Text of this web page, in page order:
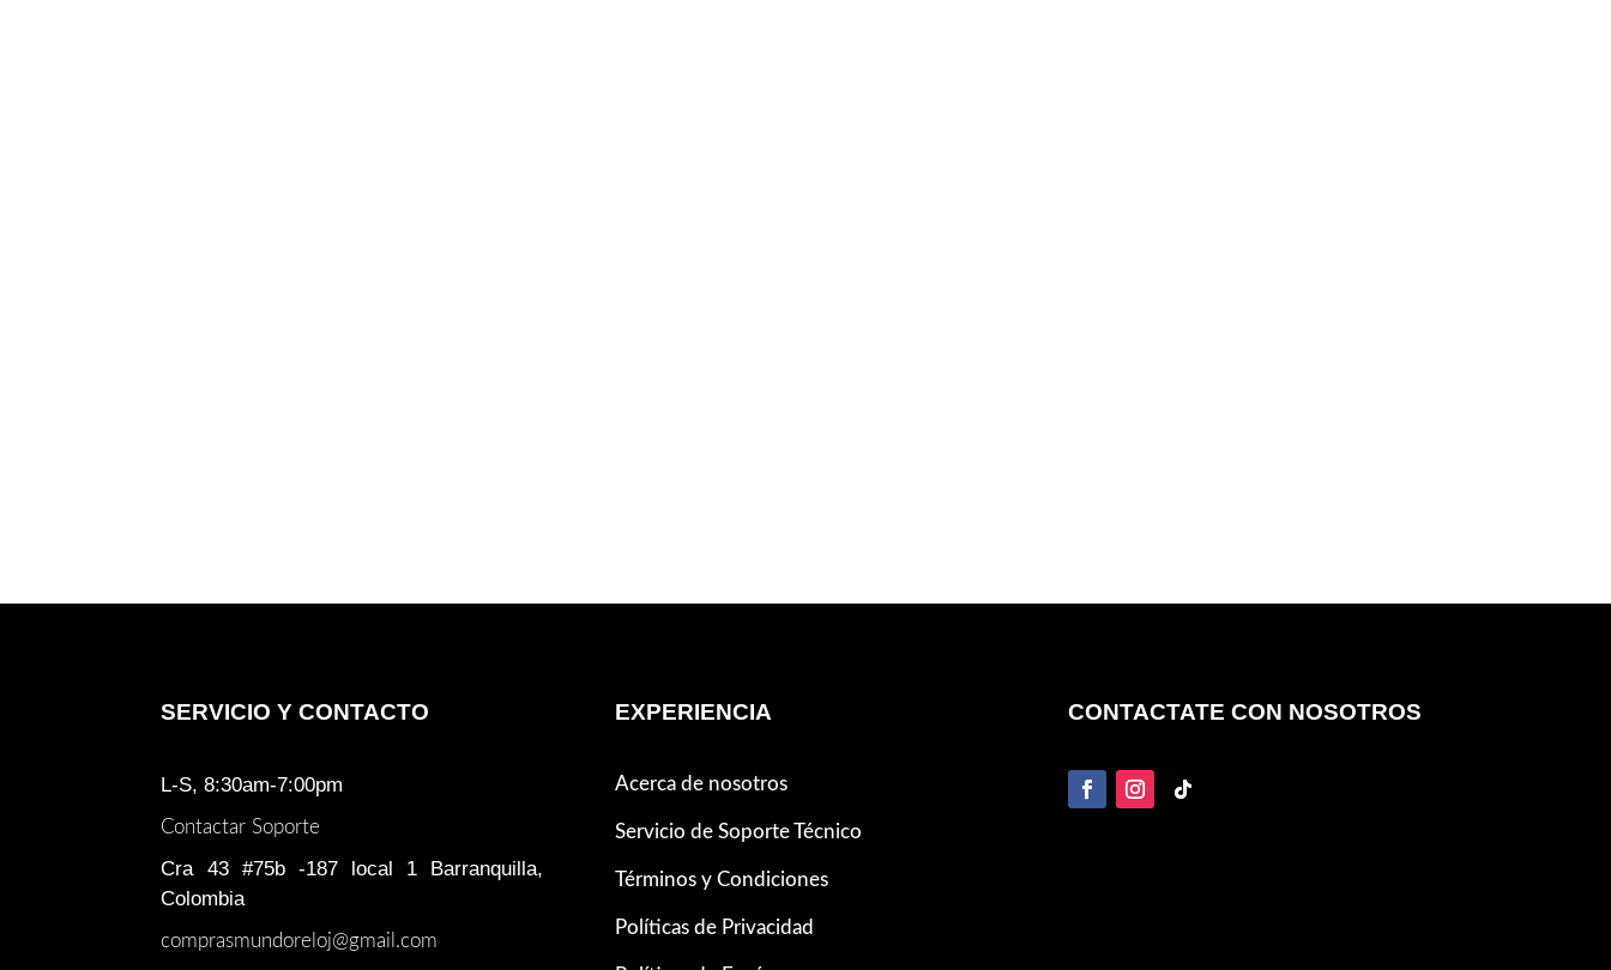
SERVICIO Y CONTACTO
L-S, 8:30am-7:00pm
Contactar Soporte
Cra 43 #75b -187 local 1 Barranquilla,
Colombia
comprasmundoreloj@gmail.com
EXPERIENCIA
Acerca de nosotros
Servicio de Soporte Técnico
Términos y Condiciones
Políticas de Privacidad
CONTACTATE CON NOSOTROS